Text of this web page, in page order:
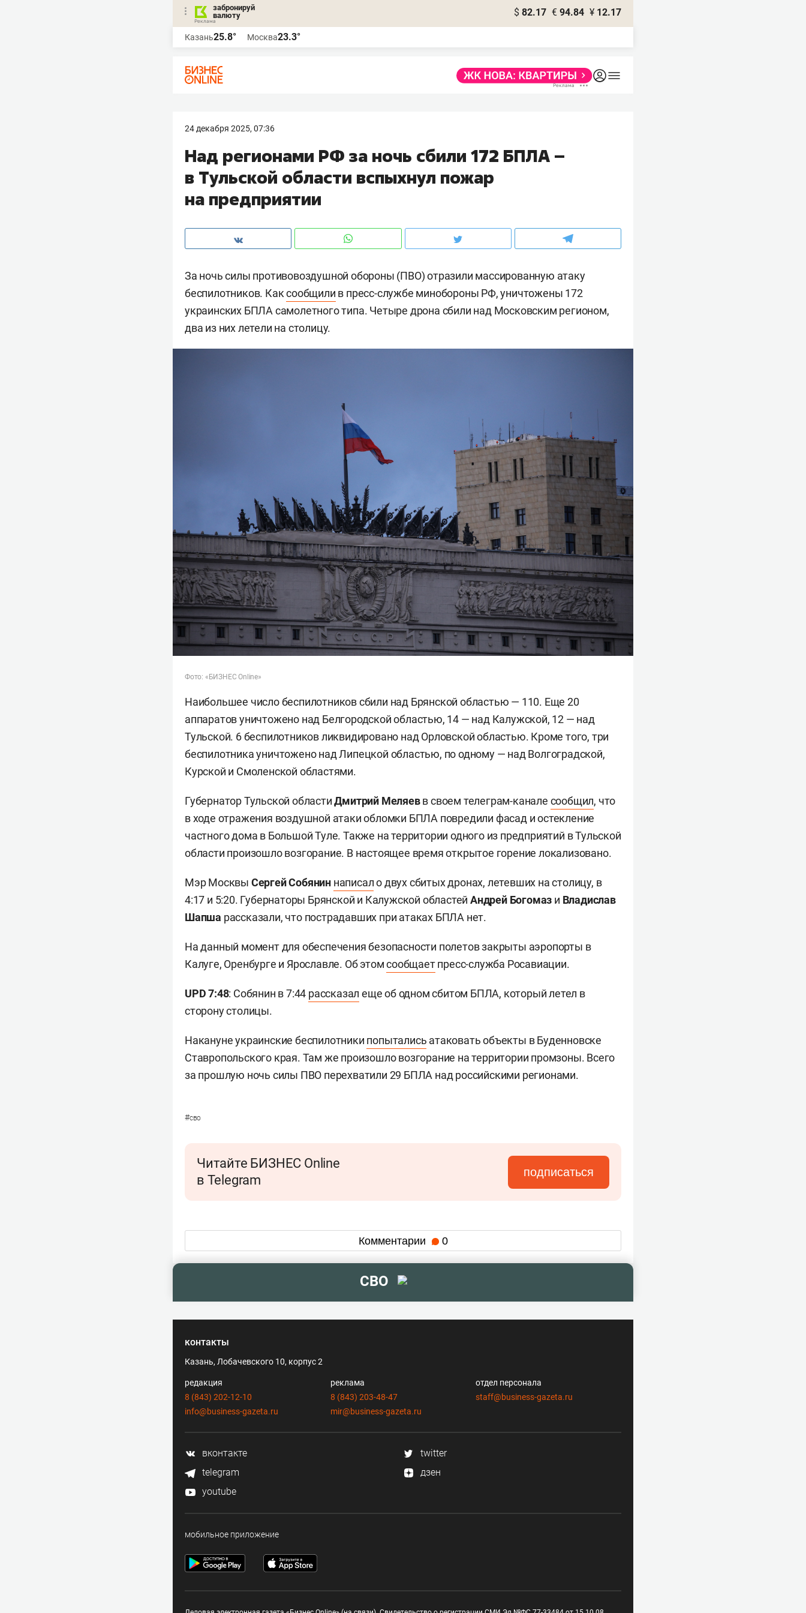
забронируй
валюту
$ 82.17 € 94.84 ¥ 12.17
Казань25.8° Москва23.3°
24 декабря 2025, 07:36
Над регионами РФ за ночь сбили 172 БПЛА –
в Тульской области вспыхнул пожар
на предприятии
За ночь силы противовоздушной обороны (ПВО) отразили массированную атаку
беспилотников. Каксообщили в пресс-службе минобороны РФ, уничтожены 172
украинских БПЛА самолетного типа. Четыре дрона сбили над Московским регионом,
два из них летели на столицу.
Фото: «БИЗНЕС Online»
Наибольшее число беспилотников сбили над Брянской областью — 110. Еще 20
аппаратов уничтожено над Белгородской областью, 14 — над Калужской, 12 — над
Тульской. 6 беспилотников ликвидировано над Орловской областью. Кроме того, три
беспилотника уничтожено над Липецкой областью, по одному — над Волгоградской,
Курской и Смоленской областями.
Губернатор Тульской областиДмитрий Меляевв своем телеграм-канале сообщил, что
в ходе отражения воздушной атаки обломки БПЛА повредили фасад и остекление
частного дома в Большой Туле. Также на территории одного из предприятий в Тульской
области произошло возгорание. В настоящее время открытое горение локализовано.
Мэр Москвы Сергей Собянин написало двух сбитых дронах, летевших на столицу, в
4:17 и 5:20. Губернаторы Брянской и Калужской областей Андрей Богомаз и Владислав
Шапша рассказали, что пострадавших при атаках БПЛА нет.
На данный момент для обеспечения безопасности полетов закрыты аэропорты в
Калуге, Оренбурге и Ярославле. Об этомсообщаетпресс-служба Росавиации.
UPD 7:48: Собянин в 7:44 рассказал еще об одном сбитом БПЛА, который летел в
сторону столицы.
Накануне украинские беспилотники попытались атаковать объекты в Буденновске
Ставропольского края. Там же произошло возгорание на территории промзоны. Всего
за прошлую ночь силы ПВО перехватили 29 БПЛА над российскими регионами.
#сво
Читайте БИЗНЕС Online
в Telegram
подписаться
Комментарии 0
СВО
контакты
Казань, Лобачевского 10, корпус 2
редакция
8 (843) 202-12-10
info@business-gazeta.ru
реклама
8 (843) 203-48-47
mir@business-gazeta.ru
отдел персонала
staff@business-gazeta.ru
вконтакте
twitter
telegram
дзен
youtube
мобильное приложение